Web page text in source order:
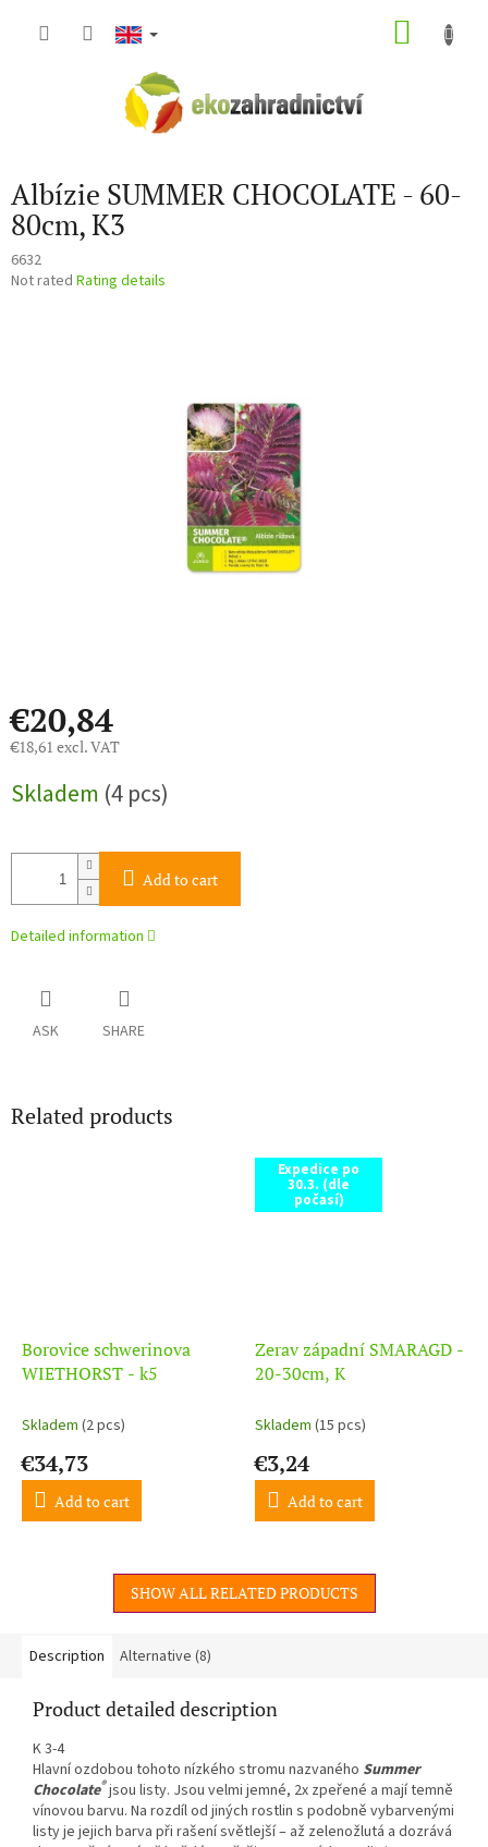
Albízie SUMMER CHOCOLATE - 60-
80cm, K3
6632
The
Not rated Rating details
€20,84
€18,61 excl. VAT
price:
Skladem (4 pcs)
Add to cart
Detailed information
ASK SHARE
Related products
Borovice schwerinova
WIETHORST - k5
Skladem (2 pcs)
€34,73
Add to cart
Expedice po
30.3. (dle
počasí)
Zerav západní SMARAGD -
20-30cm, K
Skladem (15 pcs)
€3,24
Add to cart
SHOW ALL RELATED PRODUCTS
Description Alternative (8)
Product detailed description
K 3-4
Hlavní ozdobou tohoto nízkého stromu nazvaného Summer
Chocolate®jsou listy. Jsou velmi jemné, 2x zpeřené a mají temně
vínovou barvu. Na rozdíl od jiných rostlin s podobně vybarvenými
listy je jejich barva při rašení světlejší – až zelenožlutá a dozrává